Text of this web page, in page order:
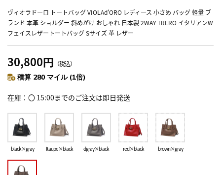
ヴィオラドーロ トートバッグ VIOLAd'ORO レディース 小さめ バッグ 軽量 ブ
ランド 本革 ショルダー 斜めがけ おしゃれ 日本製 2WAY TRERO イタリアンW
フェイスレザートートバッグ Sサイズ 革 レザー
30,800円 （税込）
積算 280 マイル (1倍)
在庫 〇 15:00までのご注文は即日発送
black×gray ltaupe×black dgray×black red×black brown×gray